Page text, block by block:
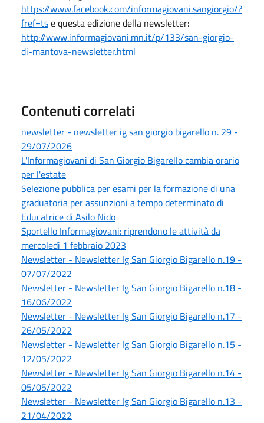
https://www.facebook.com/informagiovani.sangiorgio/?
fref=tse questa edizione della newsletter:
http://www.informagiovani.mn.it/p/133/san-giorgio-
di-mantova-newsletter.html
Contenuti correlati
newsletter - newsletter ig san giorgio bigarello n. 29 -
29/07/2026
L'Informagiovani di San Giorgio Bigarello cambia orario
per l'estate
Selezione pubblica per esami per la formazione di una
graduatoria per assunzioni a tempo determinato di
Educatrice di Asilo Nido
Sportello Informagiovani: riprendono le attività da
mercoledì 1 febbraio 2023
Newsletter - Newsletter Ig San Giorgio Bigarello n.19 -
07/07/2022
Newsletter - Newsletter Ig San Giorgio Bigarello n.18 -
16/06/2022
Newsletter - Newsletter Ig San Giorgio Bigarello n.17 -
26/05/2022
Newsletter - Newsletter Ig San Giorgio Bigarello n.15 -
12/05/2022
Newsletter - Newsletter Ig San Giorgio Bigarello n.14 -
05/05/2022
Newsletter - Newsletter Ig San Giorgio Bigarello n.13 -
21/04/2022